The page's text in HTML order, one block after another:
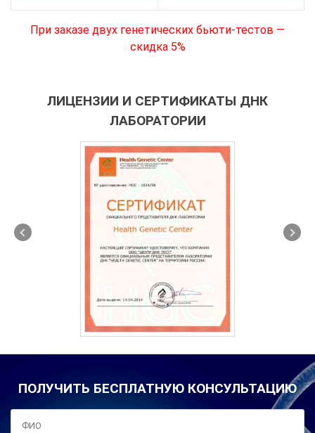
При заказе двух генетических бьюти-тестов —
скидка 5%
ЛИЦЕНЗИИ И СЕРТИФИКАТЫ ДНК
ЛАБОРАТОРИИ
ПОЛУЧИТЬ БЕСПЛАТНУЮ КОНСУЛЬТАЦИЮ